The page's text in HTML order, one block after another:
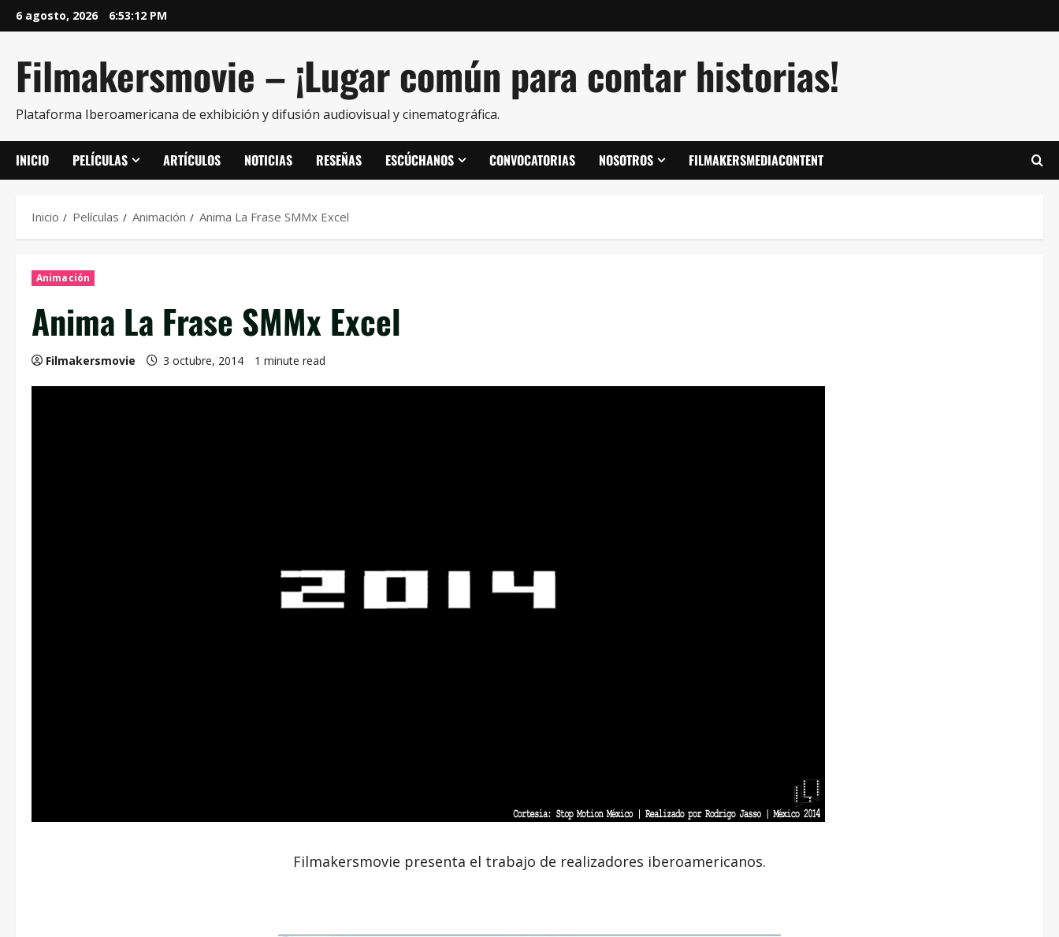
6 agosto, 2026 6:53:13 PM
Filmakersmovie – ¡Lugar común para contar historias!
Plataforma Iberoamericana de exhibición y difusión audiovisual y cinematográfica.
INICIO PELÍCULAS ARTÍCULOS NOTICIAS RESEÑAS ESCÚCHANOS CONVOCATORIAS NOSOTROS FILMAKERSMEDIACONTENT
Inicio Películas Animación Anima La Frase SMMx Excel
Animación
Anima La Frase SMMx Excel
Filmakersmovie 3 octubre, 2014 1 minute read
Filmakersmovie presenta el trabajo de realizadores iberoamericanos.